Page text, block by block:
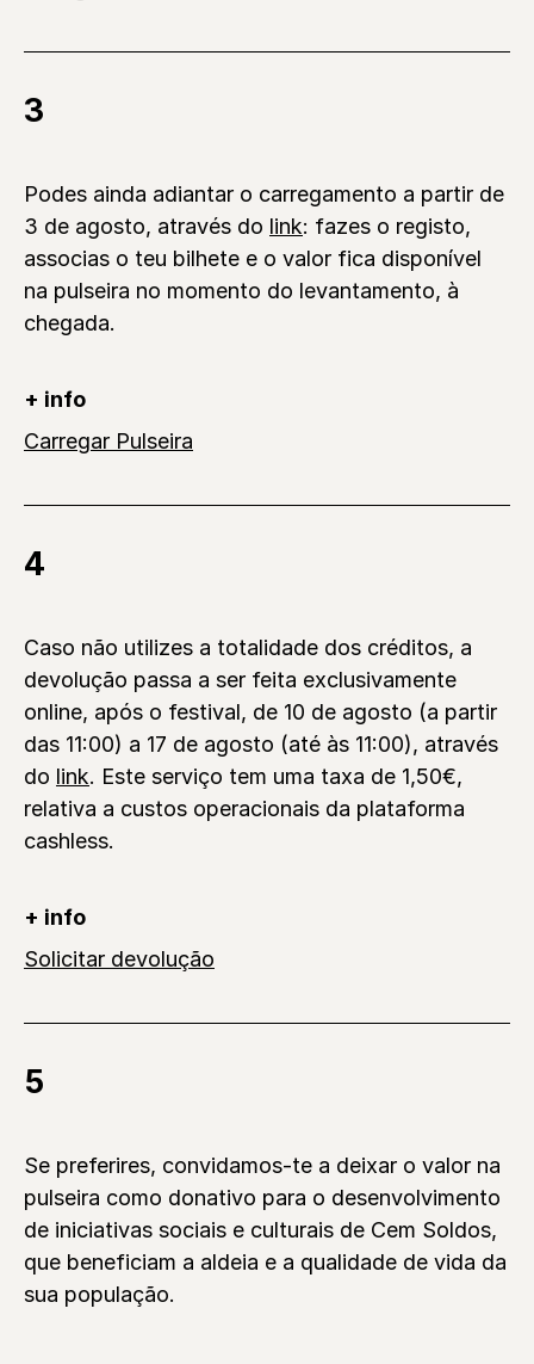
3
Podes ainda adiantar o carregamento a partir de
3 de agosto, através do link: fazes o registo,
associas o teu bilhete e o valor fica disponível
na pulseira no momento do levantamento, à
chegada.
+ info
Carregar Pulseira
4
Caso não utilizes a totalidade dos créditos, a
devolução passa a ser feita exclusivamente
online, após o festival, de 10 de agosto (a partir
das 11:00) a 17 de agosto (até às 11:00), através
do link. Este serviço tem uma taxa de 1,50€,
relativa a custos operacionais da plataforma
cashless.
+ info
Solicitar devolução
5
Se preferires, convidamos-te a deixar o valor na
pulseira como donativo para o desenvolvimento
de iniciativas sociais e culturais de Cem Soldos,
que beneficiam a aldeia e a qualidade de vida da
sua população.